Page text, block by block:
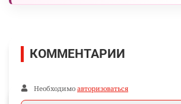
КОММЕНТАРИИ
Необходимо авторизоваться